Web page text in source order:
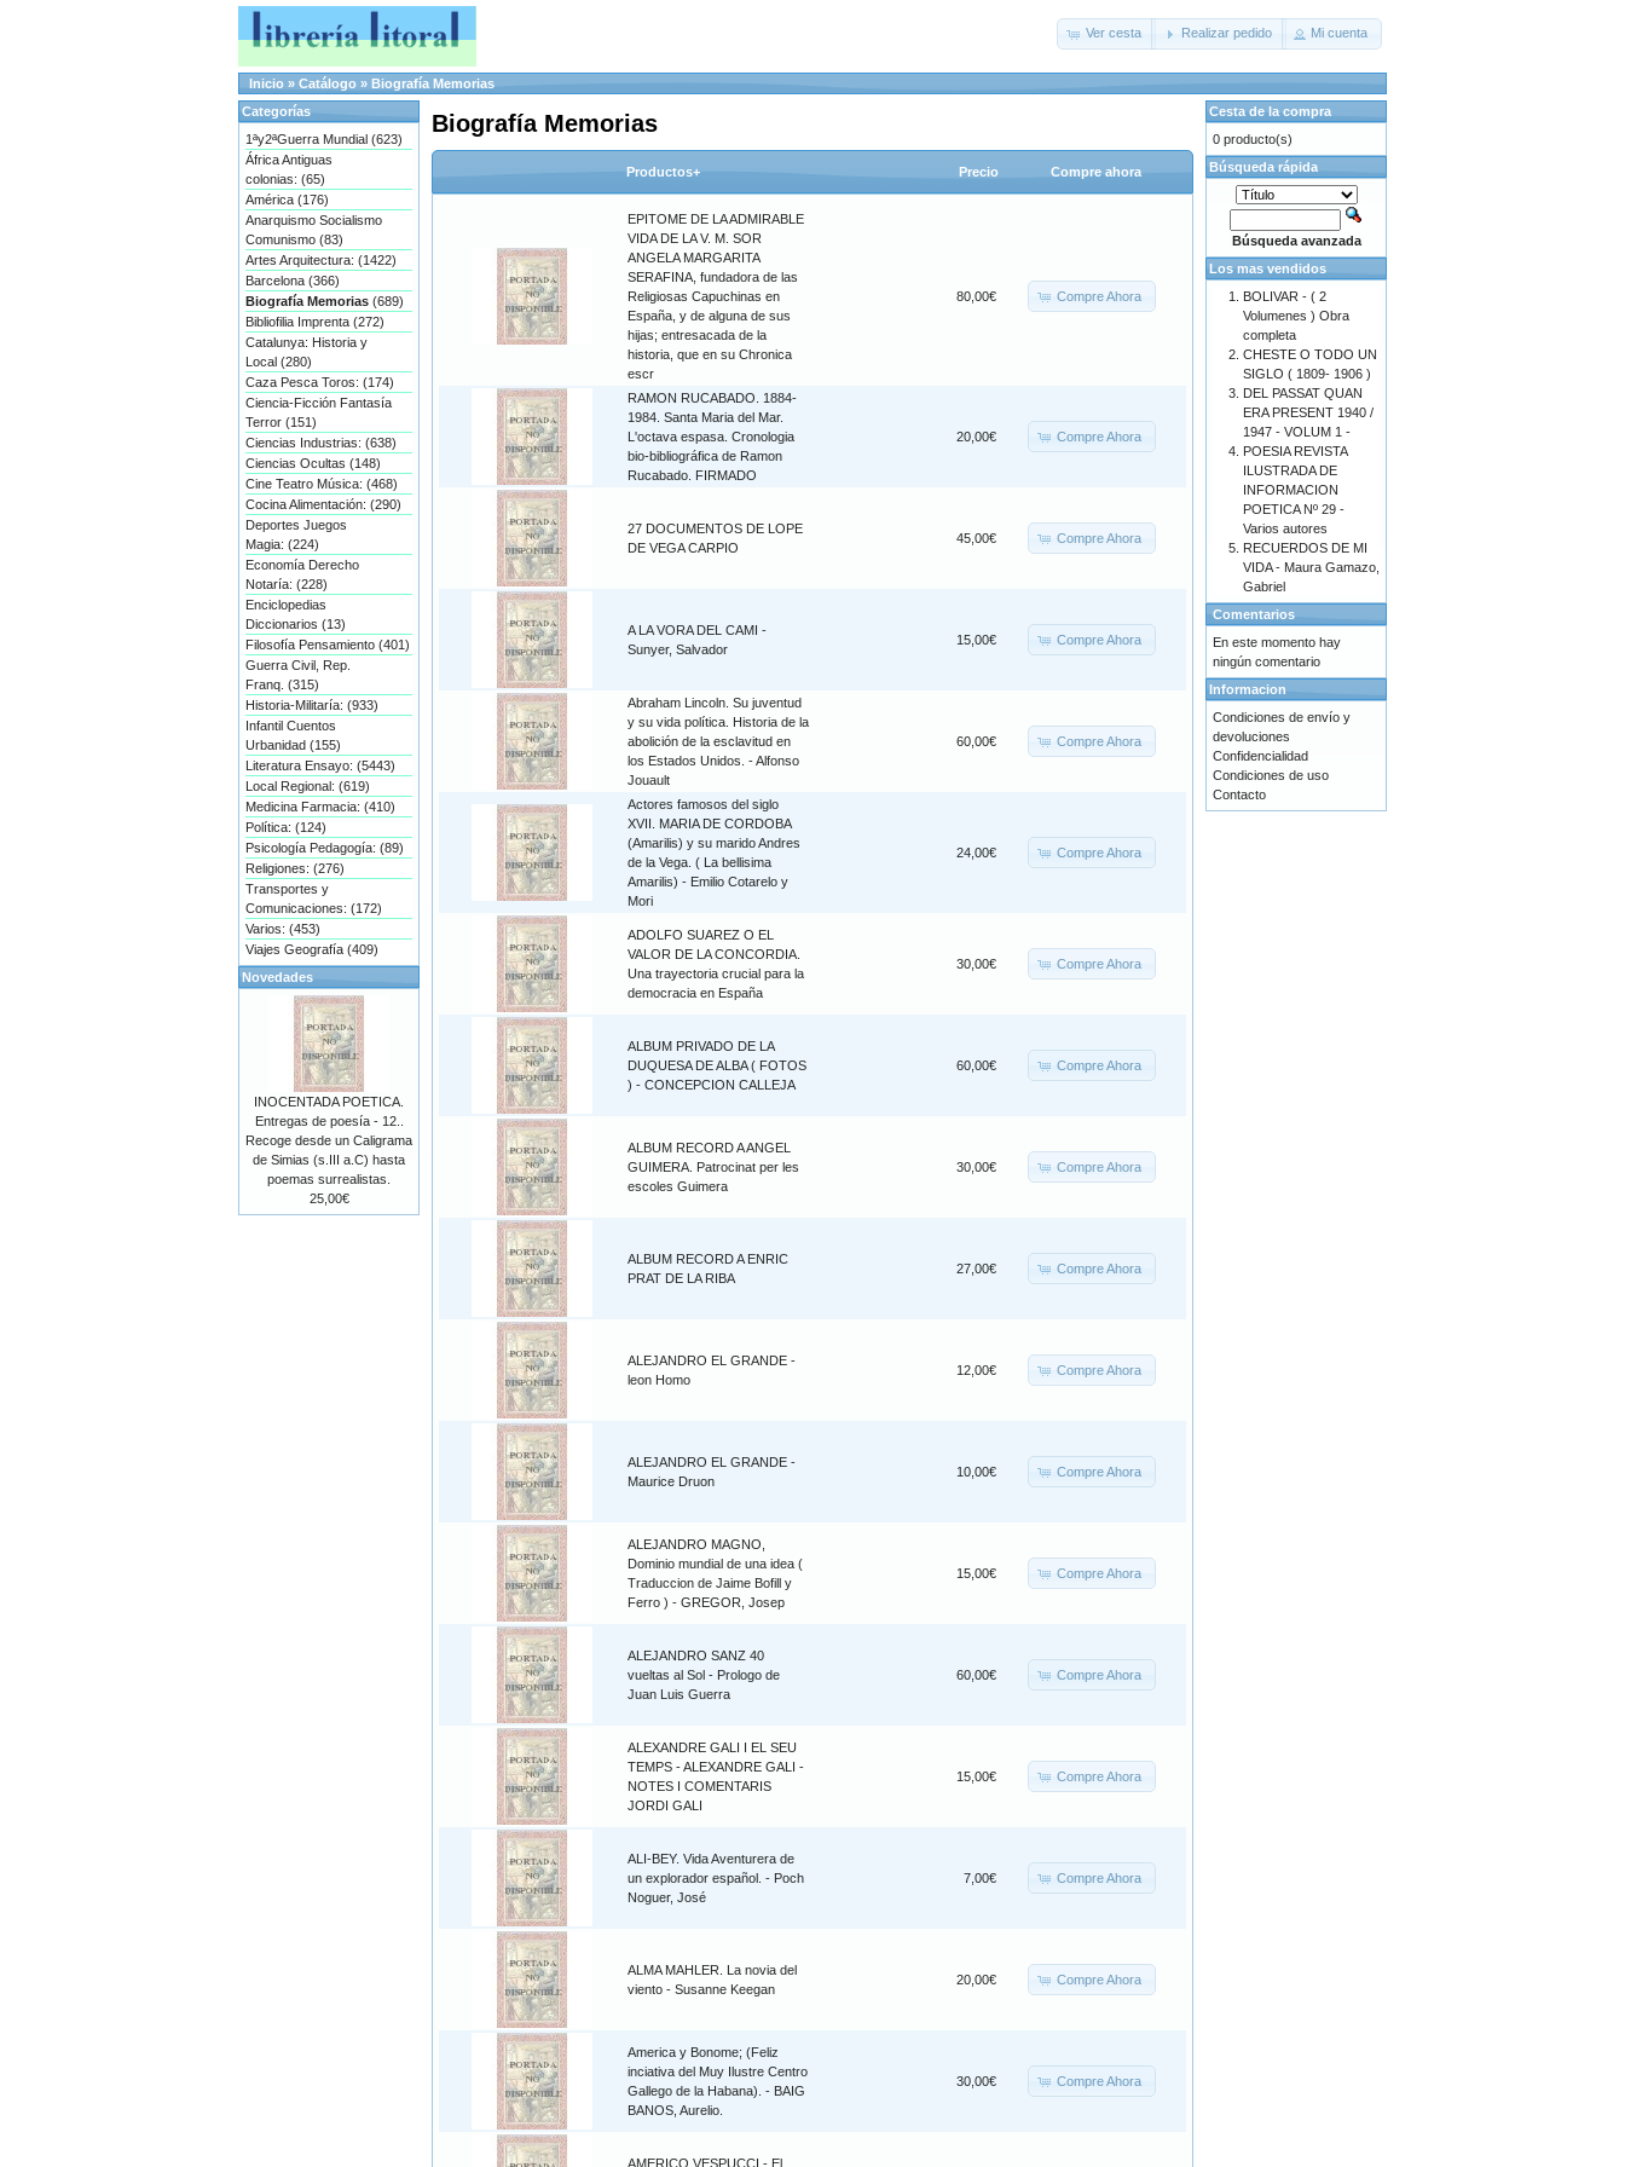
Ver cesta Realizar pedido Mi cuenta
Inicio » Catálogo » Biografía Memorias
Biografía Memorias
Productos+ Precio Compre ahora
EPITOME DE LA ADMIRABLE
VIDA DE LA V. M. SOR
ANGELA MARGARITA
SERAFINA, fundadora de las
Religiosas Capuchinas en
España, y de alguna de sus
hijas; entresacada de la
historia, que en su Chronica
escr
80,00€ Compre Ahora
RAMON RUCABADO. 1884-
1984. Santa Maria del Mar.
L'octava espasa. Cronologia
bio-bibliográfica de Ramon
Rucabado. FIRMADO
20,00€ Compre Ahora
27 DOCUMENTOS DE LOPE
DE VEGA CARPIO
45,00€ Compre Ahora
A LA VORA DEL CAMI -
Sunyer, Salvador
15,00€ Compre Ahora
Abraham Lincoln. Su juventud
y su vida política. Historia de la
abolición de la esclavitud en
los Estados Unidos. - Alfonso
Jouault
60,00€ Compre Ahora
Actores famosos del siglo
XVII. MARIA DE CORDOBA
(Amarilis) y su marido Andres
de la Vega. ( La bellisima
Amarilis) - Emilio Cotarelo y
Mori
24,00€ Compre Ahora
ADOLFO SUAREZ O EL
VALOR DE LA CONCORDIA.
Una trayectoria crucial para la
democracia en España
30,00€ Compre Ahora
ALBUM PRIVADO DE LA
DUQUESA DE ALBA ( FOTOS
) - CONCEPCION CALLEJA
60,00€ Compre Ahora
ALBUM RECORD A ANGEL
GUIMERA. Patrocinat per les
escoles Guimera
30,00€ Compre Ahora
ALBUM RECORD A ENRIC
PRAT DE LA RIBA
27,00€ Compre Ahora
ALEJANDRO EL GRANDE -
leon Homo
12,00€ Compre Ahora
ALEJANDRO EL GRANDE -
Maurice Druon
10,00€ Compre Ahora
ALEJANDRO MAGNO,
Dominio mundial de una idea (
Traduccion de Jaime Bofill y
Ferro ) - GREGOR, Josep
15,00€ Compre Ahora
ALEJANDRO SANZ 40
vueltas al Sol - Prologo de
Juan Luis Guerra
60,00€ Compre Ahora
ALEXANDRE GALI I EL SEU
TEMPS - ALEXANDRE GALI -
NOTES I COMENTARIS
JORDI GALI
15,00€ Compre Ahora
ALI-BEY. Vida Aventurera de
un explorador español. - Poch
Noguer, José
7,00€ Compre Ahora
ALMA MAHLER. La novia del
viento - Susanne Keegan
20,00€ Compre Ahora
America y Bonome; (Feliz
inciativa del Muy Ilustre Centro
Gallego de la Habana). - BAIG
BANOS, Aurelio.
30,00€ Compre Ahora
AMERICO VESPUCCI - El
Categorías
1ªy2ªGuerra Mundial (623)
África Antiguas
colonias: (65)
América (176)
Anarquismo Socialismo
Comunismo (83)
Artes Arquitectura: (1422)
Barcelona (366)
Biografía Memorias (689)
Bibliofilia Imprenta (272)
Catalunya: Historia y
Local (280)
Caza Pesca Toros: (174)
Ciencia-Ficción Fantasía
Terror (151)
Ciencias Industrias: (638)
Ciencias Ocultas (148)
Cine Teatro Música: (468)
Cocina Alimentación: (290)
Deportes Juegos
Magia: (224)
Economía Derecho
Notaría: (228)
Enciclopedias
Diccionarios (13)
Filosofía Pensamiento (401)
Guerra Civil, Rep.
Franq. (315)
Historia-Militaría: (933)
Infantil Cuentos
Urbanidad (155)
Literatura Ensayo: (5443)
Local Regional: (619)
Medicina Farmacia: (410)
Política: (124)
Psicología Pedagogía: (89)
Religiones: (276)
Transportes y
Comunicaciones: (172)
Varios: (453)
Viajes Geografía (409)
Novedades
INOCENTADA POETICA.
Entregas de poesía - 12..
Recoge desde un Caligrama
de Simias (s.III a.C) hasta
poemas surrealistas.
25,00€
Cesta de la compra
0 producto(s)
Búsqueda rápida
Búsqueda avanzada
Los mas vendidos
BOLIVAR - ( 2
Volumenes ) Obra
completa
CHESTE O TODO UN
SIGLO ( 1809- 1906 )
DEL PASSAT QUAN
ERA PRESENT 1940 /
1947 - VOLUM 1 -
POESIA REVISTA
ILUSTRADA DE
INFORMACION
POETICA Nº 29 -
Varios autores
RECUERDOS DE MI
VIDA - Maura Gamazo,
Gabriel
Comentarios
En este momento hay
ningún comentario
Informacion
Condiciones de envío y
devoluciones
Confidencialidad
Condiciones de uso
Contacto